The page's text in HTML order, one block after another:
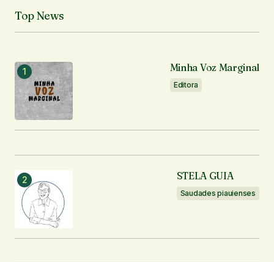
O seu endereço de e-mail não será publicado.
Comentário
Seu nome*
Seu e-mail
Enviar comentário
Top News
Minha Voz Marginal
Editora
STELA GUIA
Saudades piauienses